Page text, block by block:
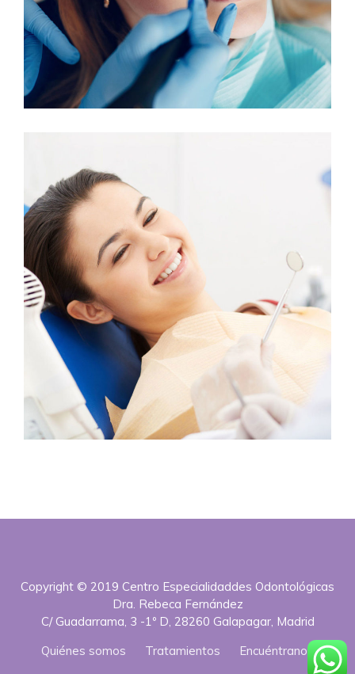
Copyright © 2019 Centro Especialidaddes Odontológicas
Dra. Rebeca Fernández
C/ Guadarrama, 3 -1º D, 28260 Galapagar, Madrid
Quiénes somos
Tratamientos Encuéntranos